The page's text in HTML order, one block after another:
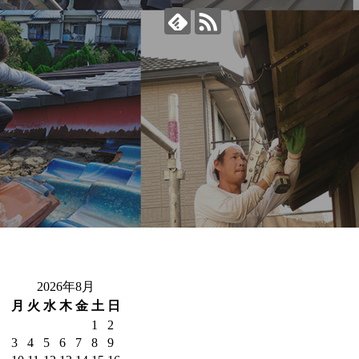
2026年8月
月 火 水 木 金 土 日
1
2
3
4 5 6 7 8
9